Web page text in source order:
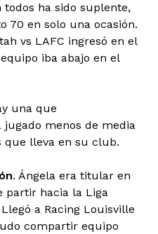
todos ha sido suplente,
70 en solo una ocasión.
vs LAFC ingresó en el
iba abajo en el
una que
menos de media
que lleva en su club.
. Ángela era titular en
partir hacia la Liga
a Racing Louisville
compartir equipo